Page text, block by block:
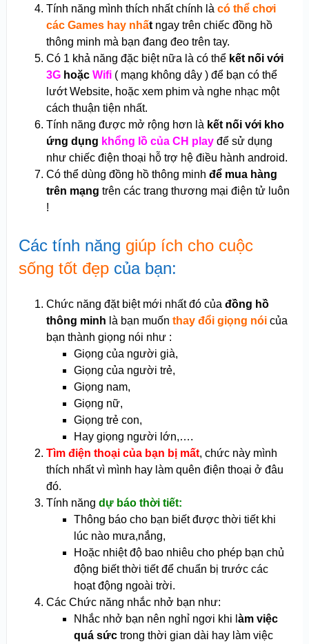
Tính năng mình thích nhất chính là có thể chơi
các Games hay nhấtngay trên chiếc đồng hồ
thông minh mà bạn đang đeo trên tay.
Có 1 khả năng đặc biệt nữa là có thể kết nối với
3Ghoặc Wifi ( mạng không dây ) để bạn có thể
lướt Website, hoặc xem phim và nghe nhạc một
cách thuận tiện nhất.
Tính năng được mở rộng hơn là kết nối với kho
ứng dụng khổng lồ của CH playđể sử dụng
như chiếc điện thoại hỗ trợ hệ điều hành android.
Có thể dùng đồng hồ thông minh để mua hàng
trên mạng trên các trang thương mại điện tử luôn
!
Các tính năng giúp ích cho cuộc
sống tốt đẹpcủa bạn:
Chức năng đặt biệt mới nhất đó của đồng hồ
thông minh là bạn muốn thay đổi giọng nóicủa
bạn thành giọng nói như :
Giọng của người già,
Giọng của người trẻ,
Giọng nam,
Giọng nữ,
Giọng trẻ con,
Hay giọng người lớn,….
Tìm điện thoại của bạn bị mất, chức này mình
thích nhất vì mình hay làm quên điện thoại ở đâu
đó.
Tính năng dự báo thời tiết:
Thông báo cho bạn biết được thời tiết khi
lúc nào mưa,nắng,
Hoặc nhiệt độ bao nhiêu cho phép bạn chủ
động biết thời tiết để chuẩn bị trước các
hoạt động ngoài trời.
Các Chức năng nhắc nhở bạn như:
Nhắc nhở bạn nên nghỉ ngơi khi l àm việc
quá sứctrong thời gian dài hay làm việc